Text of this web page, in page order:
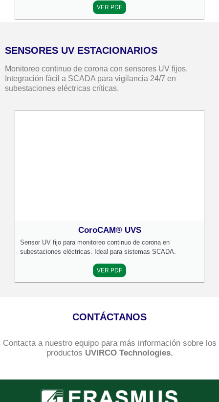
VER PDF
SENSORES UV ESTACIONARIOS
Monitoreo continuo de corona con sensores UV fijos.
Integración fácil a SCADA para vigilancia 24/7 en
subestaciones eléctricas críticas.
CoroCAM® UVS
Sensor UV fijo para monitoreo continuo de corona en
subestaciones eléctricas. Ideal para sistemas SCADA.
VER PDF
CONTÁCTANOS
Contacta a nuestro equipo para más información sobre los
productos UVIRCO Technologies.